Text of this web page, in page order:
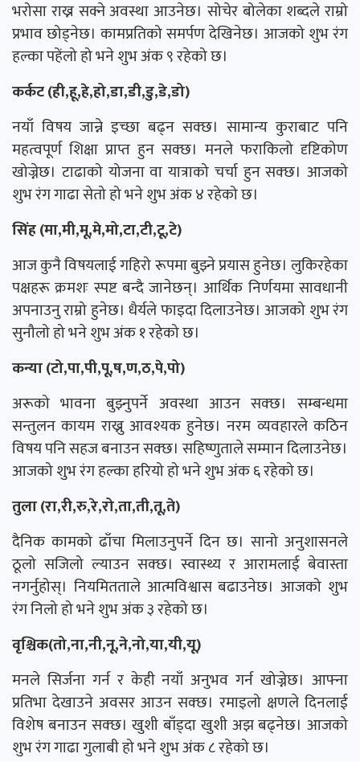
भरोसा राख्न सक्ने अवस्था आउनेछ। सोचेर बोलेका शब्दले राम्रो
प्रभाव छोड्नेछ। कामप्रतिको समर्पण देखिनेछ। आजको शुभ रंग
हल्का पहेंलो हो भने शुभ अंक ९ रहेको छ।
कर्कट (ही,हू,हे,हो,डा,डी,डु,डे,डो)
नयाँ विषय जान्ने इच्छा बढ्न सक्छ। सामान्य कुराबाट पनि
महत्वपूर्ण शिक्षा प्राप्त हुन सक्छ। मनले फराकिलो दृष्टिकोण
खोज्नेछ। टाढाको योजना वा यात्राको चर्चा हुन सक्छ। आजको
शुभ रंग गाढा सेतो हो भने शुभ अंक ४ रहेको छ।
सिंह (मा,मी,मू,मे,मो,टा,टी,टू,टे)
आज कुनै विषयलाई गहिरो रूपमा बुझ्ने प्रयास हुनेछ। लुकिरहेका
पक्षहरू क्रमशः स्पष्ट बन्दै जानेछन्। आर्थिक निर्णयमा सावधानी
अपनाउनु राम्रो हुनेछ। धैर्यले फाइदा दिलाउनेछ। आजको शुभ रंग
सुनौलो हो भने शुभ अंक १ रहेको छ।
कन्या (टो,पा,पी,पू,ष,ण,ठ,पे,पो)
अरूको भावना बुझ्नुपर्ने अवस्था आउन सक्छ। सम्बन्धमा
सन्तुलन कायम राख्नु आवश्यक हुनेछ। नरम व्यवहारले कठिन
विषय पनि सहज बनाउन सक्छ। सहिष्णुताले सम्मान दिलाउनेछ।
आजको शुभ रंग हल्का हरियो हो भने शुभ अंक ६ रहेको छ।
तुला (रा,री,रु,रे,रो,ता,ती,तू,ते)
दैनिक कामको ढाँचा मिलाउनुपर्ने दिन छ। सानो अनुशासनले
ठूलो सजिलो ल्याउन सक्छ। स्वास्थ्य र आरामलाई बेवास्ता
नगर्नुहोस्। नियमितताले आत्मविश्वास बढाउनेछ। आजको शुभ
रंग निलो हो भने शुभ अंक ३ रहेको छ।
वृश्चिक(तो,ना,नी,नू,ने,नो,या,यी,यू)
मनले सिर्जना गर्न र केही नयाँ अनुभव गर्न खोज्नेछ। आफ्ना
प्रतिभा देखाउने अवसर आउन सक्छ। रमाइलो क्षणले दिनलाई
विशेष बनाउन सक्छ। खुशी बाँड्दा खुशी अझ बढ्नेछ। आजको
शुभ रंग गाढा गुलाबी हो भने शुभ अंक ८ रहेको छ।